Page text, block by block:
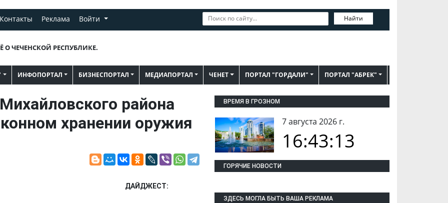
Контакты Реклама Войти Найти
О ЧЕЧЕНСКОЙ РЕСПУБЛИКЕ.
ИНФОПОРТАЛ БИЗНЕСПОРТАЛ МЕДИАПОРТАЛ ЧЕНЕТ ПОРТАЛ "ГОРДАЛИ" ПОРТАЛ "АБРЕК"
района
хранении оружия
ДАЙДЖЕСТ:
ВРЕМЯ В ГРОЗНОМ
7 августа 2026 г.
16:43:14
ГОРЯЧИЕ НОВОСТИ
ЗДЕСЬ МОГЛА БЫТЬ ВАША РЕКЛАМА